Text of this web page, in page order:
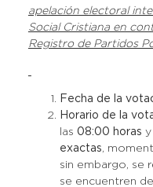
apelación electoral
Social Cristiana en
Registro de Partidos
Fecha de la
Horario de la
las 08:00 horas y
exactas ,
sin embargo, se
se encuentren